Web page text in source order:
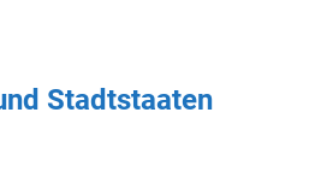
Stadtstaaten